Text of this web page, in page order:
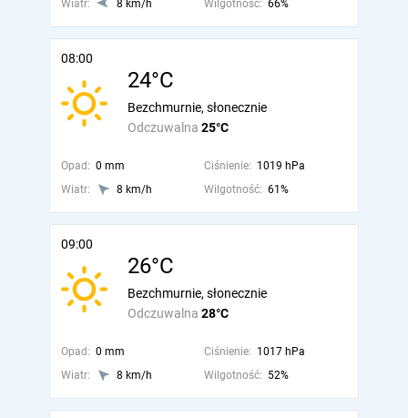
Wiatr: 8 km/h Wilgotność: 66%
08:00
24°C
Odczuwalna 25°C
Bezchmurnie, słonecznie
Opad: 0 mm Ciśnienie: 1019 hPa
Wiatr:
8 km/h Wilgotność: 61%
09:00
26°C
Odczuwalna 28°C
Bezchmurnie, słonecznie
Opad: 0 mm Ciśnienie: 1017 hPa
Wiatr:
8 km/h Wilgotność: 52%